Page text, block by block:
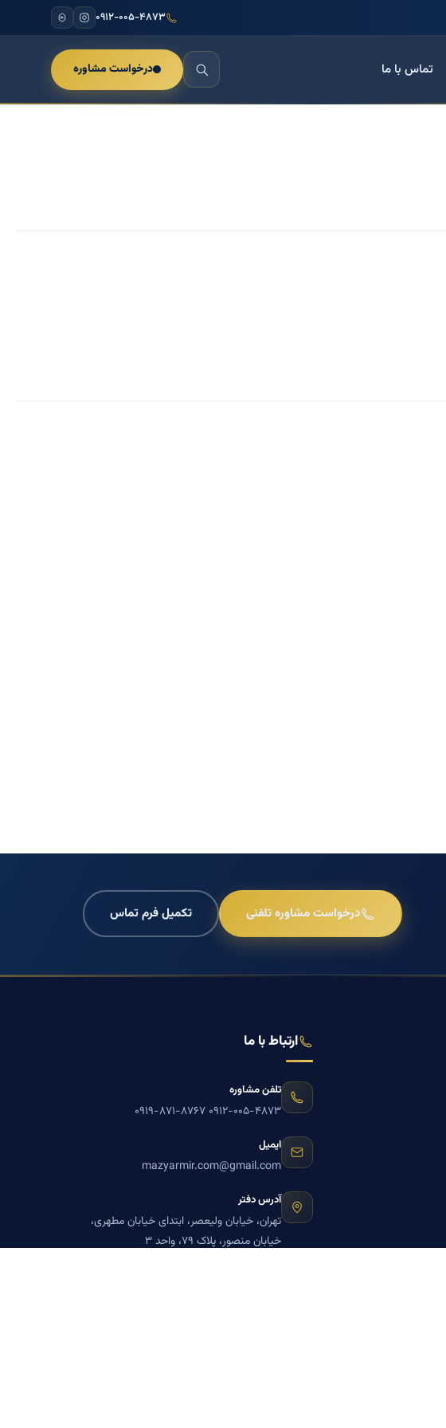
۰۹۱۲-۰۰۵-۴۸۷۳
تماس با ما درخواست مشاوره
درخواست مشاوره تلفنی تکمیل فرم تماس
ارتباط با ما
تلفن مشاوره
۰۹۱۲-۰۰۵-۴۸۷۳ ۰۹۱۹-۸۷۱-۸۷۶۷
ایمیل
mazyarmir.com@gmail.com
آدرس دفتر
تهران، خیابان ولیعصر، ابتدای خیابان مطهری،
خیابان منصور، پلاک ۷۹، واحد ۳